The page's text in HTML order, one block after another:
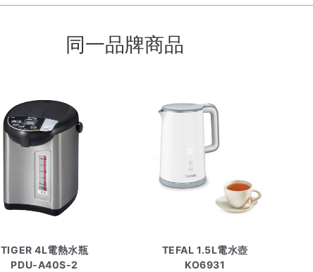
同一品牌商品
TIGER 4L電熱水瓶
PDU-A40S-2
TEFAL 1.5L電水壺
KO6931